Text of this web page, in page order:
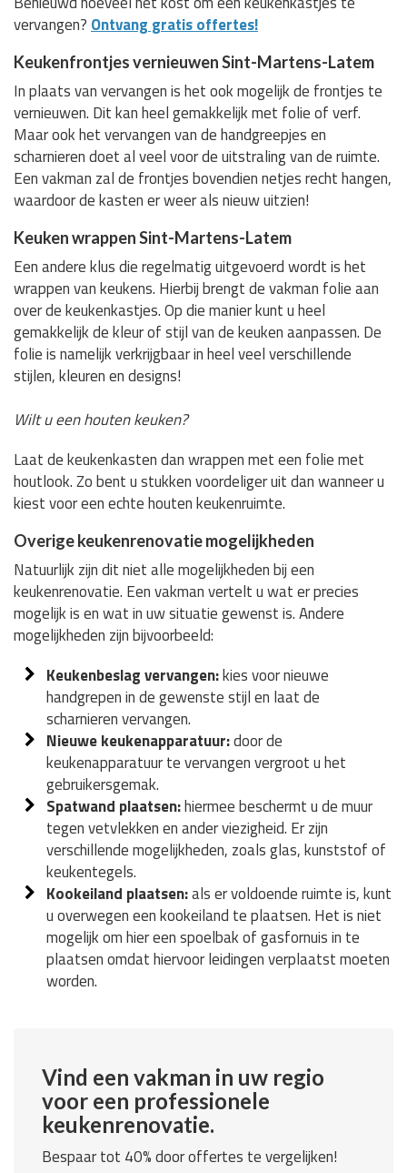
vervangen? Ontvang gratis offertes!
Keukenfrontjes vernieuwen Sint-Martens-Latem
In plaats van vervangen is het ook mogelijk de frontjes te
vernieuwen. Dit kan heel gemakkelijk met folie of verf.
Maar ook het vervangen van de handgreepjes en
scharnieren doet al veel voor de uitstraling van de ruimte.
Een vakman zal de frontjes bovendien netjes recht hangen,
waardoor de kasten er weer als nieuw uitzien!
Keuken wrappen Sint-Martens-Latem
Een andere klus die regelmatig uitgevoerd wordt is het
wrappen van keukens. Hierbij brengt de vakman folie aan
over de keukenkastjes. Op die manier kunt u heel
gemakkelijk de kleur of stijl van de keuken aanpassen. De
folie is namelijk verkrijgbaar in heel veel verschillende
stijlen, kleuren en designs!
Wilt u een houten keuken?
Laat de keukenkasten dan wrappen met een folie met
houtlook. Zo bent u stukken voordeliger uit dan wanneer u
kiest voor een echte houten keukenruimte.
Overige keukenrenovatie mogelijkheden
Natuurlijk zijn dit niet alle mogelijkheden bij een
keukenrenovatie. Een vakman vertelt u wat er precies
mogelijk is en wat in uw situatie gewenst is. Andere
mogelijkheden zijn bijvoorbeeld:
Keukenbeslag vervangen:kies voor nieuwe
handgrepen in de gewenste stijl en laat de
scharnieren vervangen.
Nieuwe keukenapparatuur:door de
keukenapparatuur te vervangen vergroot u het
gebruikersgemak.
Spatwand plaatsen:hiermee beschermt u de muur
tegen vetvlekken en ander viezigheid. Er zijn
verschillende mogelijkheden, zoals glas, kunststof of
keukentegels.
Kookeiland plaatsen:als er voldoende ruimte is, kunt
u overwegen een kookeiland te plaatsen. Het is niet
mogelijk om hier een spoelbak of gasfornuis in te
plaatsen omdat hiervoor leidingen verplaatst moeten
worden.
Vind een vakman in uw regio
voor een professionele
keukenrenovatie.
Bespaar tot 40% door offertes te vergelijken!